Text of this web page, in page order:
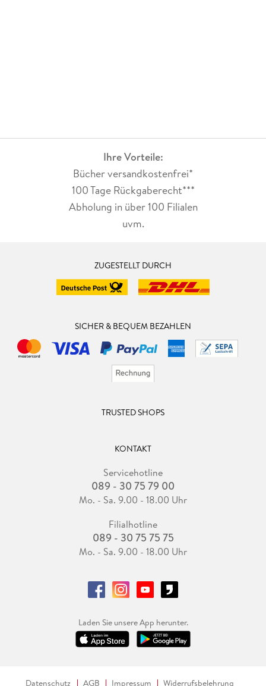
Ihre Vorteile:
Bücher versandkostenfrei*
100 Tage Rückgaberecht***
Abholung in über 100 Filialen
uvm.
ZUGESTELLT DURCH
SICHER & BEQUEM BEZAHLEN
TRUSTED SHOPS
KONTAKT
Servicehotline
089 - 30 75 79 00
Mo. - Sa. 9.00 - 18.00 Uhr
Filialhotline
089 - 30 75 75 75
Mo. - Sa. 9.00 - 18.00 Uhr
Laden Sie unsere App herunter.
Datenschutz AGB Impressum
Widerrufsbelehrung